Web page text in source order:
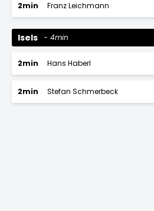
2min Franz Leichmann
Isels 4min
2min Hans Haberl
2min Stefan Schmerbeck